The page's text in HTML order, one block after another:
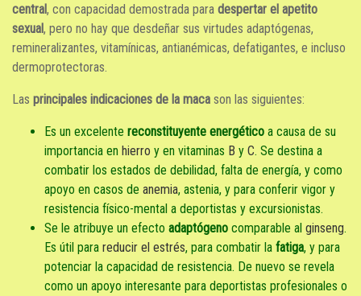
central, con capacidad demostrada para despertar el apetito
sexual, pero no hay que desdeñar sus virtudes adaptógenas,
remineralizantes, vitamínicas, antianémicas, defatigantes, e incluso
dermoprotectoras.
Las principales indicaciones de la maca son las siguientes:
Es un excelente reconstituyente energético a causa de su
importancia en hierro y en vitaminas B y C. Se destina a
combatir los estados de debilidad, falta de energía, y como
apoyo en casos de anemia, astenia, y para conferir vigor y
resistencia físico-mental a deportistas y excursionistas.
Se le atribuye un efecto adaptógeno comparable al ginseng.
Es útil para reducir el estrés, para combatir la fatiga, y para
potenciar la capacidad de resistencia. De nuevo se revela
como un apoyo interesante para deportistas profesionales o